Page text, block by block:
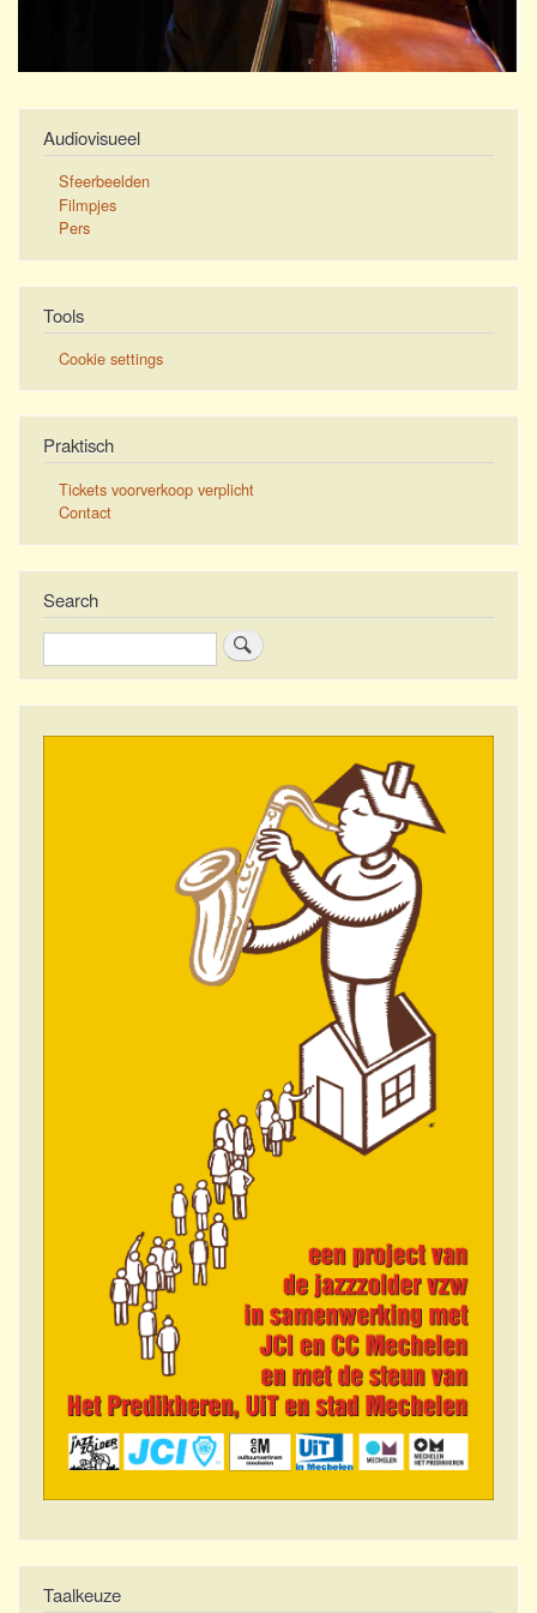
Audiovisueel
Sfeerbeelden
Filmpjes
Pers
Tools
Cookie settings
Praktisch
Tickets voorverkoop verplicht
Contact
Search
Zoeken
Taalkeuze